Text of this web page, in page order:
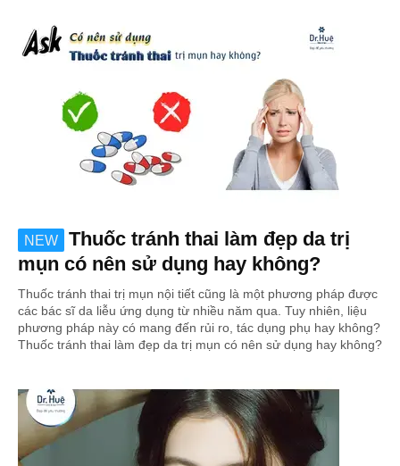
NEW
Thuốc tránh thai làm đẹp da trị
mụn có nên sử dụng hay không?
Thuốc tránh thai trị mụn nội tiết cũng là một phương pháp được
các bác sĩ da liễu ứng dụng từ nhiều năm qua. Tuy nhiên, liệu
phương pháp này có mang đến rủi ro, tác dụng phụ hay không?
Thuốc tránh thai làm đẹp da trị mụn có nên sử dụng hay không?